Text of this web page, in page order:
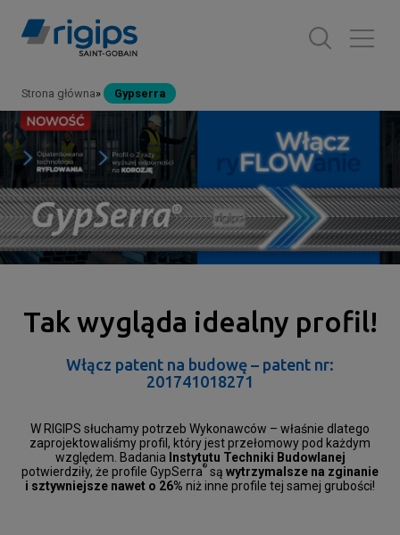
Ścieżka
nawigacyjna
Strona główna Gypserra
Tak wygląda idealny profil!
Włącz patent na budowę – patent nr:
201741018271
W RIGIPS słuchamy potrzeb Wykonawców – właśnie dlatego
zaprojektowaliśmy profil, który jest przełomowy pod każdym
względem. Badania Instytutu Techniki Budowlanej
potwierdziły, że profile GypSerra® są wytrzymalsze na zginanie
i sztywniejsze nawet o 26% niż inne profile tej samej grubości!